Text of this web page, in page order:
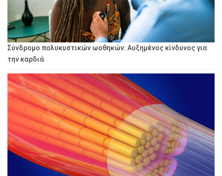
Σύνδρομο πολυκυστικών ωοθηκών: Αυξημένος κίνδυνος για
την καρδιά